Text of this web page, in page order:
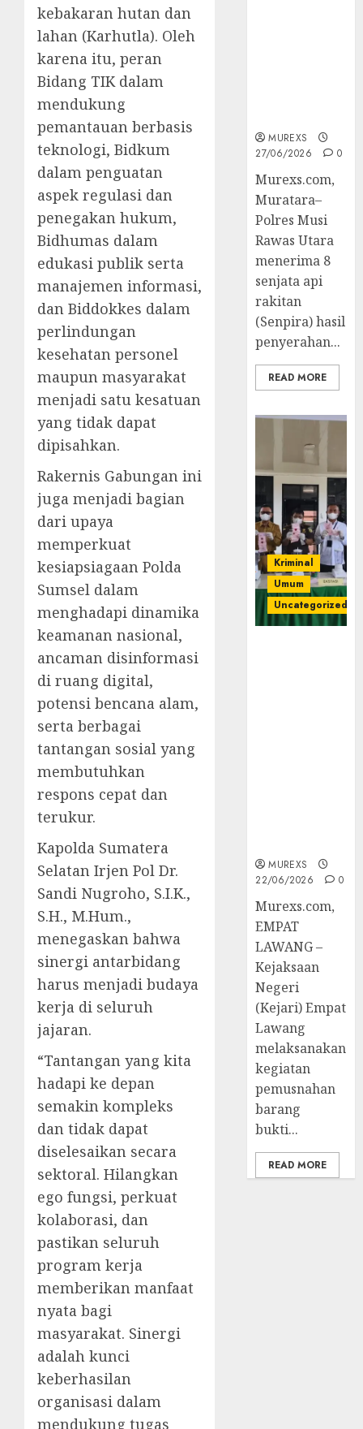
kebakaran hutan dan
lahan (Karhutla). Oleh
karena itu, peran
Bidang TIK dalam
mendukung
pemantauan berbasis
teknologi, Bidkum
dalam penguatan
aspek regulasi dan
penegakan hukum,
Bidhumas dalam
edukasi publik serta
manajemen informasi,
dan Biddokkes dalam
perlindungan
kesehatan personel
maupun masyarakat
menjadi satu kesatuan
yang tidak dapat
dipisahkan.
Rakernis Gabungan ini
juga menjadi bagian
dari upaya
memperkuat
kesiapsiagaan Polda
Sumsel dalam
menghadapi dinamika
keamanan nasional,
ancaman disinformasi
di ruang digital,
potensi bencana alam,
serta berbagai
tantangan sosial yang
membutuhkan
respons cepat dan
terukur.
Kapolda Sumatera
Selatan Irjen Pol Dr.
Sandi Nugroho, S.I.K.,
S.H., M.Hum.,
menegaskan bahwa
sinergi antarbidang
harus menjadi budaya
kerja di seluruh
jajaran.
“Tantangan yang kita
hadapi ke depan
semakin kompleks
dan tidak dapat
diselesaikan secara
sektoral. Hilangkan
ego fungsi, perkuat
kolaborasi, dan
pastikan seluruh
program kerja
memberikan manfaat
nyata bagi
masyarakat. Sinergi
adalah kunci
keberhasilan
organisasi dalam
mendukung tugas
MUREXS
27/06/2026
0
Murexs.com,
Muratara–
Polres Musi
Rawas Utara
menerima 8
senjata api
rakitan
(Senpira) hasil
penyerahan...
READ MORE
Kriminal
Umum
Uncategorized
MUREXS
22/06/2026
0
‎Murexs.com,
EMPAT
LAWANG –
Kejaksaan
Negeri
(Kejari) Empat
Lawang
melaksanakan
kegiatan
pemusnahan
barang
bukti...
READ MORE